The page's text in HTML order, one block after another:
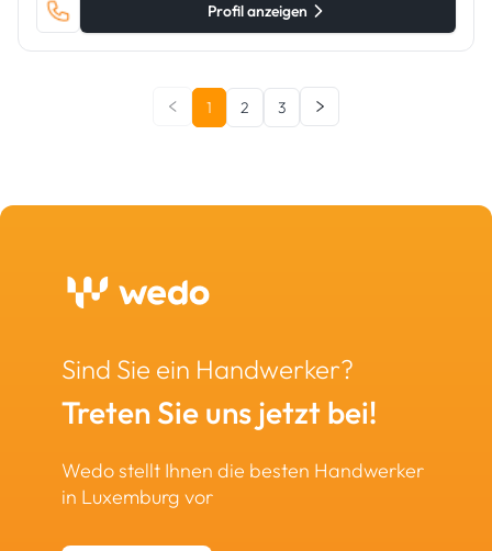
Profil anzeigen
1 2 3
Sind Sie ein Handwerker?
Treten Sie uns jetzt bei!
Wedo stellt Ihnen die besten Handwerker
in Luxemburg vor